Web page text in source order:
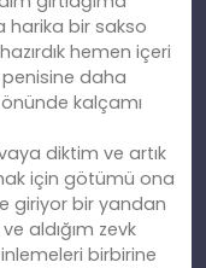
harika bir sakso
hemen içeri
daha
kalçamı
diktim ve artık
için götümü ona
giriyor bir yandan
aldığım zevk
birbirine